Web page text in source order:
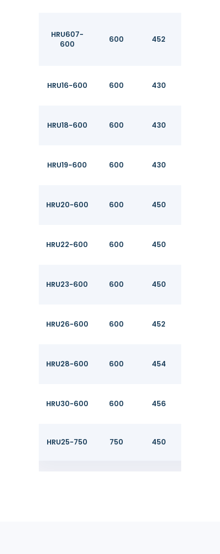
HRU607-
600
600 452
HRU16-600 600 430
HRU18-600 600 430
HRU19-600 600 430
HRU20-600 600 450
HRU22-600 600 450
HRU23-600 600 450
HRU26-600 600 452
HRU28-600 600 454
HRU30-600 600 456
HRU25-750 750 450